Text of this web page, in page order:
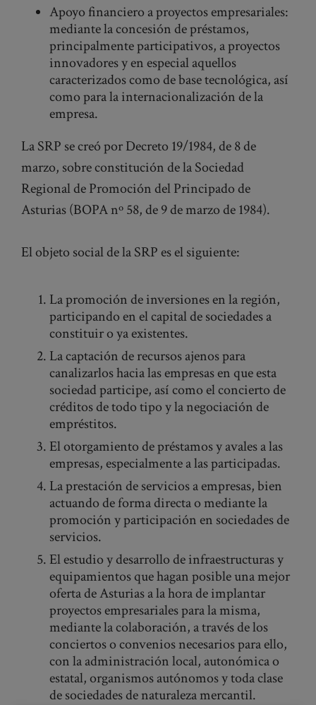
Apoyo financiero a proyectos empresariales:
mediante la concesión de préstamos,
principalmente participativos, a proyectos
innovadores y en especial aquellos
caracterizados como de base tecnológica, así
como para la internacionalización de la
empresa.
La SRP se creó por Decreto 19/1984, de 8 de
marzo, sobre constitución de la Sociedad
Regional de Promoción del Principado de
Asturias (BOPA nº 58, de 9 de marzo de 1984).
El objeto social de la SRP es el siguiente:
La promoción de inversiones en la región,
participando en el capital de sociedades a
constituir o ya existentes.
La captación de recursos ajenos para
canalizarlos hacia las empresas en que esta
sociedad participe, así como el concierto de
créditos de todo tipo y la negociación de
empréstitos.
El otorgamiento de préstamos y avales a las
empresas, especialmente a las participadas.
La prestación de servicios a empresas, bien
actuando de forma directa o mediante la
promoción y participación en sociedades de
servicios.
El estudio y desarrollo de infraestructuras y
equipamientos que hagan posible una mejor
oferta de Asturias a la hora de implantar
proyectos empresariales para la misma,
mediante la colaboración, a través de los
conciertos o convenios necesarios para ello,
con la administración local, autonómica o
estatal, organismos autónomos y toda clase
de sociedades de naturaleza mercantil.